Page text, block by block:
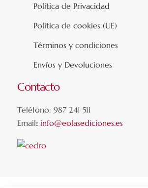
Política de Privacidad
Política de cookies (UE)
Términos y condiciones
Envíos y Devoluciones
Contacto
Teléfono: 987 241 511
Email: info@eolasediciones.es